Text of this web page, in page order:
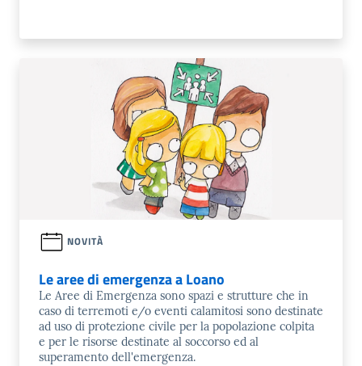
NOVITÀ
Le aree di emergenza a Loano
Le Aree di Emergenza sono spazi e strutture che in
caso di terremoti e/o eventi calamitosi sono destinate
ad uso di protezione civile per la popolazione colpita
e per le risorse destinate al soccorso ed al
superamento dell'emergenza.